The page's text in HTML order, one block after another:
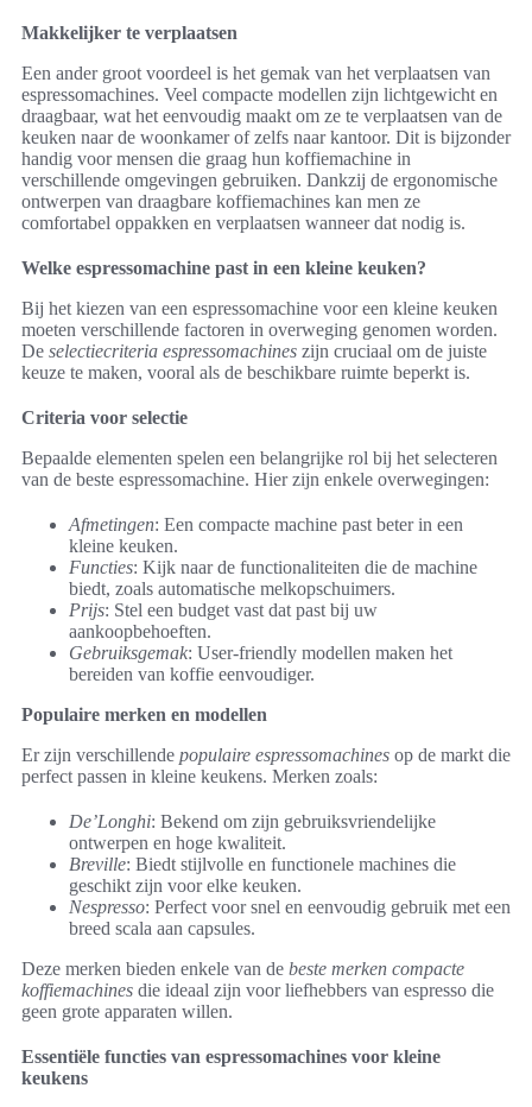
Makkelijker te verplaatsen
Een ander groot voordeel is het gemak van het verplaatsen van
espressomachines. Veel compacte modellen zijn lichtgewicht en
draagbaar, wat het eenvoudig maakt om ze te verplaatsen van de
keuken naar de woonkamer of zelfs naar kantoor. Dit is bijzonder
handig voor mensen die graag hun koffiemachine in
verschillende omgevingen gebruiken. Dankzij de ergonomische
ontwerpen van draagbare koffiemachines kan men ze
comfortabel oppakken en verplaatsen wanneer dat nodig is.
Welke espressomachine past in een kleine keuken?
Bij het kiezen van een espressomachine voor een kleine keuken
moeten verschillende factoren in overweging genomen worden.
De selectiecriteria espressomachines zijn cruciaal om de juiste
keuze te maken, vooral als de beschikbare ruimte beperkt is.
Criteria voor selectie
Bepaalde elementen spelen een belangrijke rol bij het selecteren
van de beste espressomachine. Hier zijn enkele overwegingen:
Afmetingen: Een compacte machine past beter in een
kleine keuken.
Functies: Kijk naar de functionaliteiten die de machine
biedt, zoals automatische melkopschuimers.
Prijs: Stel een budget vast dat past bij uw
aankoopbehoeften.
Gebruiksgemak: User-friendly modellen maken het
bereiden van koffie eenvoudiger.
Populaire merken en modellen
Er zijn verschillende populaire espressomachines op de markt die
perfect passen in kleine keukens. Merken zoals:
De’Longhi: Bekend om zijn gebruiksvriendelijke
ontwerpen en hoge kwaliteit.
Breville: Biedt stijlvolle en functionele machines die
geschikt zijn voor elke keuken.
Nespresso: Perfect voor snel en eenvoudig gebruik met een
breed scala aan capsules.
Deze merken bieden enkele van de beste merken compacte
koffiemachines die ideaal zijn voor liefhebbers van espresso die
geen grote apparaten willen.
Essentiële functies van espressomachines voor kleine
keukens